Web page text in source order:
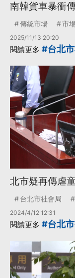
南韓貨車暴衝
傳統市場 市
2025/11/13 20:20
閱讀更多 #台北
北市疑再傳虐
台北市社會局
2024/4/12 12:31
閱讀更多 #台北